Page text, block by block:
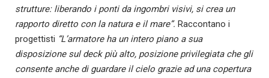
strutture: liberando i ponti da ingombri visivi, si crea un
rapporto diretto con la natura e il mare”. Raccontano i
progettisti “L’armatore ha un intero piano a sua
disposizione sul deck più alto, posizione privilegiata che gli
consente anche di guardare il cielo grazie ad una copertura